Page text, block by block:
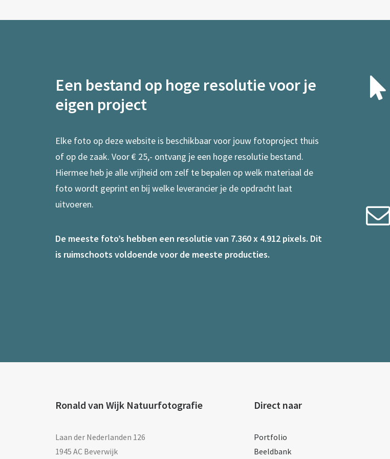
Een bestand op hoge resolutie voor je
eigen project
Elke foto op deze website is beschikbaar voor jouw fotoproject thuis
of op de zaak. Voor € 25,- ontvang je een hoge resolutie bestand.
Hiermee heb je alle vrijheid om zelf te bepalen op welk materiaal de
foto wordt geprint en bij welke leverancier je de opdracht laat
uitvoeren.
De meeste foto’s hebben een resolutie van 7.360 x 4.912 pixels. Dit
is ruimschoots voldoende voor de meeste producties.
Ronald van Wijk Natuurfotografie
Laan der Nederlanden 126
1945 AC Beverwijk
Direct naar
Portfolio
Beeldbank